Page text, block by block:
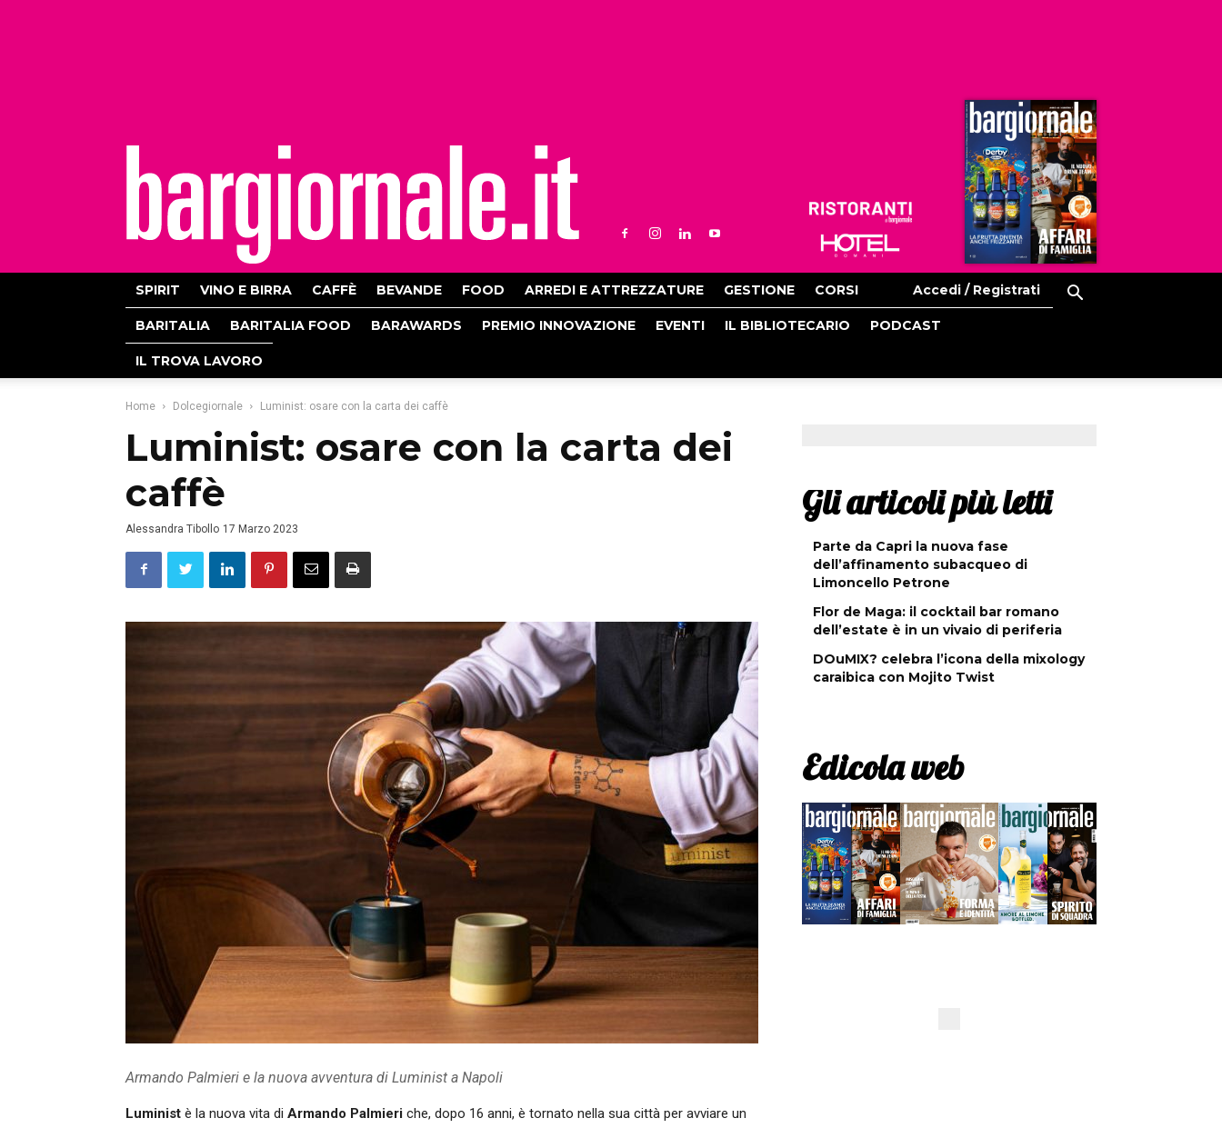
Ristoranti
Hoteldomani
SPIRIT VINO E BIRRA CAFFÈ BEVANDE FOOD ARREDI E ATTREZZATURE GESTIONE CORSI Accedi / Registrati
BARITALIA BARITALIA FOOD BARAWARDS PREMIO INNOVAZIONE EVENTI IL BIBLIOTECARIO PODCAST
IL TROVA LAVORO
Home Dolcegiornale Luminist: osare con la carta dei caffè
Luminist: osare con la carta dei
caffè
Alessandra Tibollo 17 Marzo 2023
Armando Palmieri e la nuova avventura di Luminist a Napoli
Luminist è la nuova vita di Armando Palmieri che, dopo 16 anni, è tornato nella sua città per avviare un
Gli articoli più letti
Parte da Capri la nuova fase
dell’affinamento subacqueo di
Limoncello Petrone
Flor de Maga: il cocktail bar romano
dell’estate è in un vivaio di periferia
DOuMIX? celebra l’icona della mixology
caraibica con Mojito Twist
Edicola web